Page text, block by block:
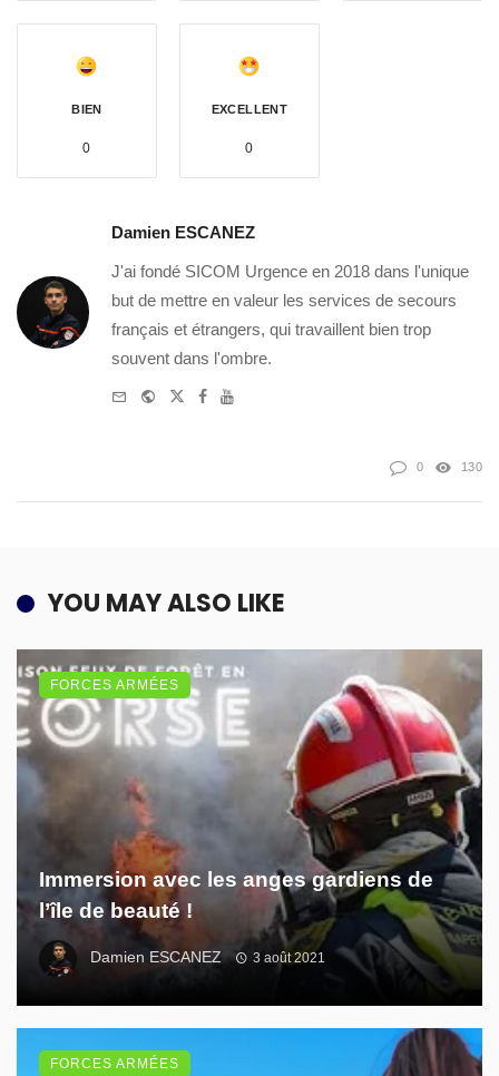
BIEN
0
EXCELLENT
0
Damien ESCANEZ
J'ai fondé SICOM Urgence en 2018 dans l'unique
but de mettre en valeur les services de secours
français et étrangers, qui travaillent bien trop
souvent dans l'ombre.
WebsiteTwitter
Facebook
Youtube
0 130
YOU MAY ALSO LIKE
Immersion avec les anges gardiens de
l’île de beauté !
Damien ESCANEZ 3 août 2021
FORCES ARMÉES
FORCES ARMÉES